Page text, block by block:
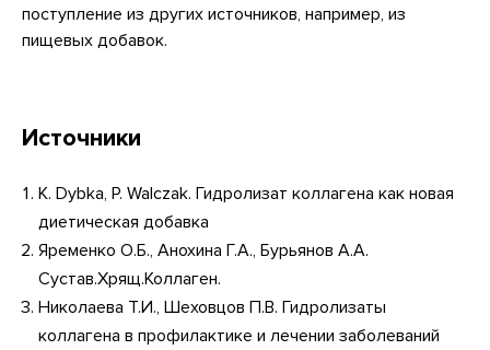
поступление из других источников, например, из
пищевых добавок.
Источники
K. Dybka, P. Walczak. Гидролизат коллагена как новая
диетическая добавка
Яременко О.Б., Анохина Г.А., Бурьянов А.А.
Сустав.Хрящ.Коллаген.
Николаева Т.И., Шеховцов П.В. Гидролизаты
коллагена в профилактике и лечении заболеваний